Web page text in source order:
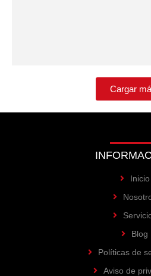
Cargar
Inicio
Blog
Políticas de
Aviso de